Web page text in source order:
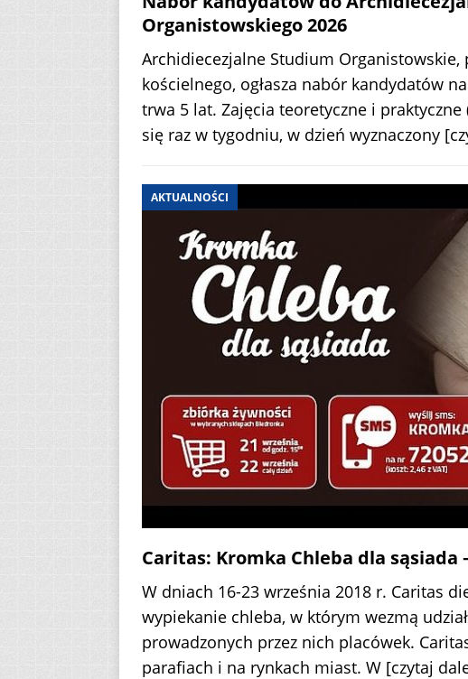
Organistowskiego 2026
Archidiecezjalne Studium
kościelnego, ogłasza nabór kandydatów
trwa 5 lat. Zajęcia teoretyczne i
się raz w tygodniu, w dzień wyznaczony
AKTUALNOŚCI
Caritas: Kromka Chleba dla sąsiada
W dniach 16-23 września 2018 r. Caritas
wypiekanie chleba, w którym wezmą
prowadzonych przez nich placówek.
parafiach i na rynkach miast. W [czytaj